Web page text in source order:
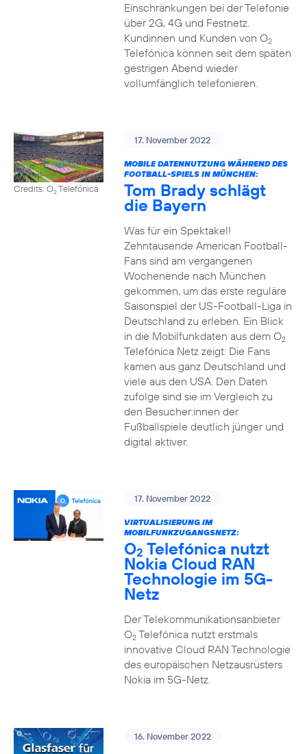
Einschränkungen bei der Telefonie
über 2G, 4G und Festnetz.
Kundinnen und Kunden von O2
Telefónica können seit dem späten
gestrigen Abend wieder
vollumfänglich telefonieren.
Credits: O2Telefónica
17. November 2022
MOBILE DATENNUTZUNG WÄHREND DES
FOOTBALL-SPIELS IN MÜNCHEN:
Tom Brady schlägt
die Bayern
Was für ein Spektakel!
Zehntausende American Football-
Fans sind am vergangenen
Wochenende nach München
gekommen, um das erste reguläre
Saisonspiel der US-Football-Liga in
Deutschland zu erleben. Ein Blick
in die Mobilfunkdaten aus dem O2
Telefónica Netz zeigt: Die Fans
kamen aus ganz Deutschland und
viele aus den USA. Den Daten
zufolge sind sie im Vergleich zu
den Besucher:innen der
Fußballspiele deutlich jünger und
digital aktiver.
17. November 2022
VIRTUALISIERUNG IM
MOBILFUNKZUGANGSNETZ:
O2 Telefónica nutzt
Nokia Cloud RAN
Technologie im 5G-
Netz
Der Telekommunikationsanbieter
O2Telefónica nutzt erstmals
innovative Cloud RAN Technologie
des europäischen Netzausrüsters
Nokia im 5G-Netz.
16. November 2022